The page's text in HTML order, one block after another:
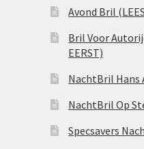
Avond Bril
Bril Voor
EERST)
NachtBril Hans
NachtBril Op
Specsavers